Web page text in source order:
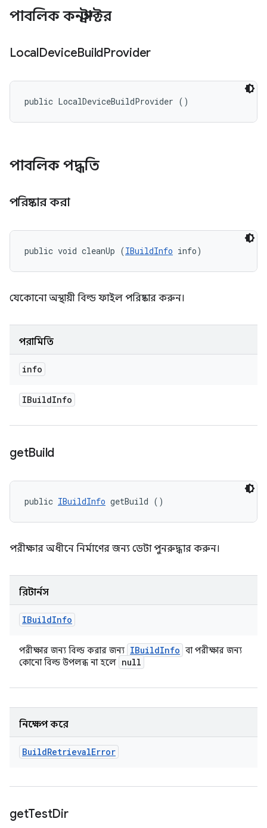
পাবলিক কনস্ট্রাক্টর
LocalDeviceBuildProvider
public LocalDeviceBuildProvider ()
পাবলিক পদ্ধতি
পরিষ্কার করা
public void cleanUp (IBuildInfo info)
যেকোনো অস্থায়ী বিল্ড ফাইল পরিষ্কার করুন।
পরামিতি
info
IBuildInfo
getBuild
public IBuildInfo getBuild ()
পরীক্ষার অধীনে নির্মাণের জন্য ডেটা পুনরুদ্ধার করুন।
রিটার্নস
IBuildInfo
পরীক্ষার জন্য বিল্ড করার জন্য IBuildInfo বা পরীক্ষার জন্য
কোনো বিল্ড উপলব্ধ না হলে null
নিক্ষেপ করে
BuildRetrievalError
getTestDir